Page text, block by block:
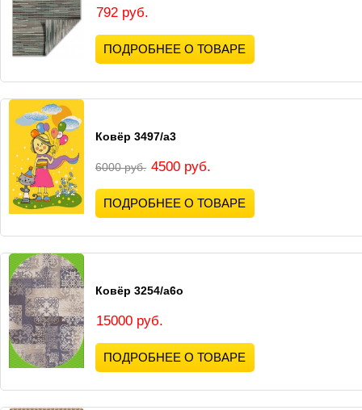
792 руб.
ПОДРОБНЕЕ О ТОВАРЕ
Ковёр 3497/а3
6000 руб. 4500 руб.
ПОДРОБНЕЕ О ТОВАРЕ
Ковёр 3254/а6о
15000 руб.
ПОДРОБНЕЕ О ТОВАРЕ